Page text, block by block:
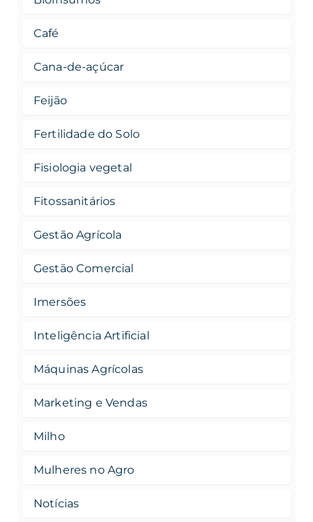
Café
Cana-de-açúcar
Feijão
Fertilidade do Solo
Fisiologia vegetal
Fitossanitários
Gestão Agrícola
Gestão Comercial
Imersões
Inteligência Artificial
Máquinas Agrícolas
Marketing e Vendas
Milho
Mulheres no Agro
Notícias